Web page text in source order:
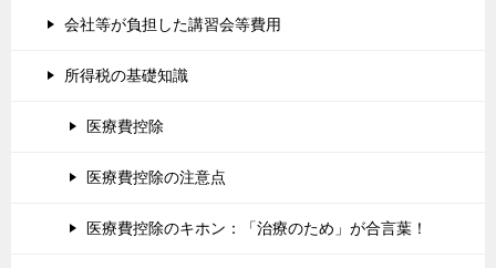
会社等が負担した講習会等費用
所得税の基礎知識
医療費控除
医療費控除の注意点
医療費控除のキホン：「治療のため」が合言葉！